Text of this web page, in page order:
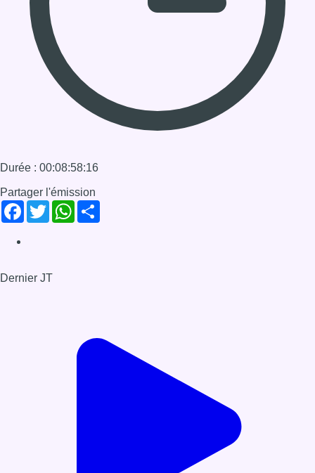
17/04/2020 à 12:30
Durée : 00:08:58:16